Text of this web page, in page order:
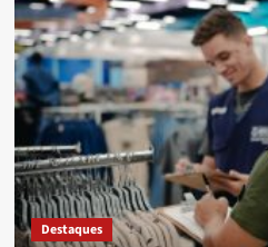
Destaques